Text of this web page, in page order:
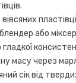
або
масу через
сік від